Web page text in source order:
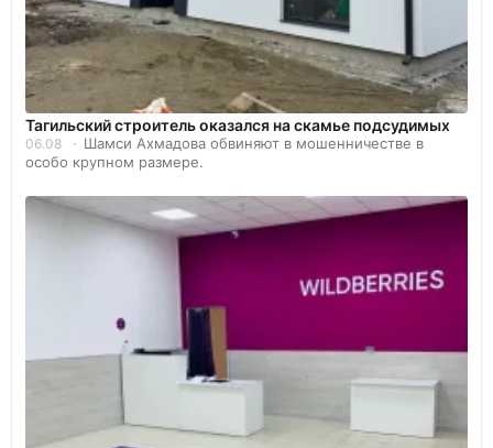
Тагильский строитель оказался на скамье подсудимых
06.08
Шамси Ахмадова обвиняют в мошенничестве в
особо крупном размере.